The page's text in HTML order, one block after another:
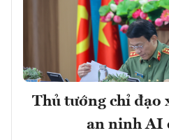
Thủ tướng chỉ đạo
an ninh AI